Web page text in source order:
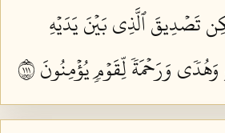
تَصۡدِيقَ ٱلَّذِي بَيۡنَ يَدَيۡهِ
وَرَحۡمَةٗ لِّقَوۡمٖ يُؤۡمِنُونَ ١١١